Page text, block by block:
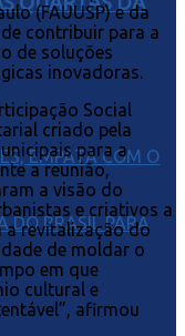
(FAUUSP) e da
contribuir para a
de soluções
inovadoras.
Social
criado pela
para a
a reunião,
a visão do
e criativos a
a revitalização do
de moldar o
em que
cultural e
afirmou